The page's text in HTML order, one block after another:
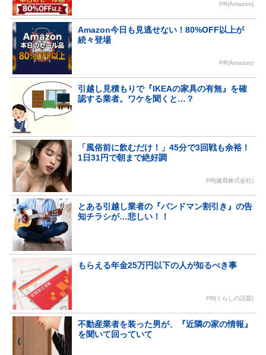
PR(Amazon)
Amazon今日も見逃せない！80%OFF以上が
続々登場
PR(Amazon)
引越し見積もりで『IKEAの家具の有無』を確
認する業者。ワケを聞くと…？
「風俗前に飲むだけ！」45分で3回戦も余裕！
1日31円で朝まで絶好調
PR(健商株式会社)
とある引越し業者の『バンドマン割引き』の告
知チラシが…悲しい！！
もらえる年金25万円以下の人が知るべき事
PR(くらしの話題)
不動産業者を装った男が、『近隣の家の情報』
を聞いて回っていて